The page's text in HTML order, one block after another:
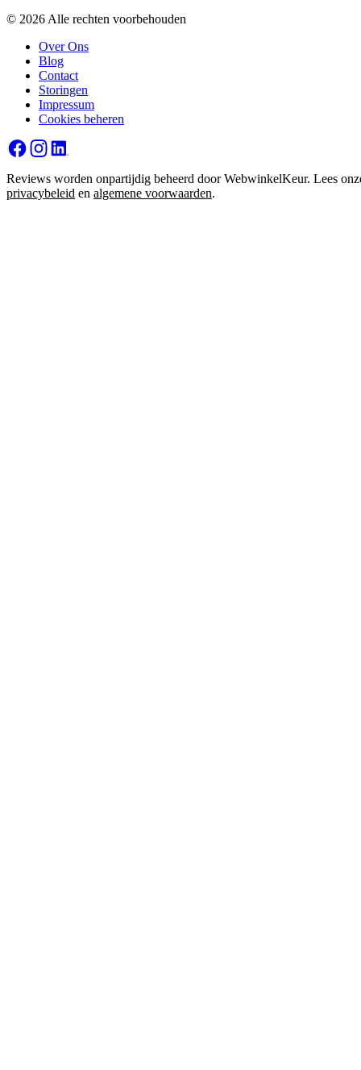
© 2026 Alle rechten voorbehouden
Over Ons
Blog
Contact
Storingen
Impressum
Cookies beheren
Reviews worden onpartijdig beheerd door WebwinkelKeur. Lees
privacybeleid en algemene voorwaarden.